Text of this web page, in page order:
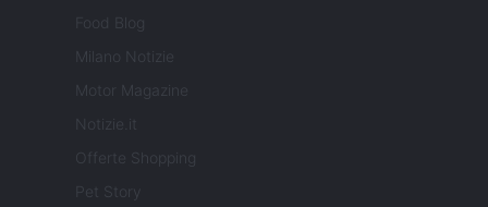
Food Blog
Milano Notizie
Motor Magazine
Notizie.it
Offerte Shopping
Pet Story